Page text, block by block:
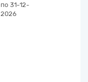
по 31-12-
2026